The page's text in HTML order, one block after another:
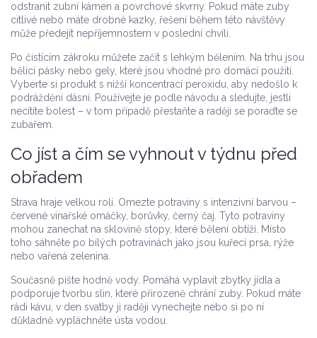
odstranit zubní kámen a povrchové skvrny. Pokud máte zuby
citlivé nebo máte drobné kazky, řešení během této návštěvy
může předejít nepříjemnostem v poslední chvíli.
Po čistícím zákroku můžete začít s lehkým bělením. Na trhu jsou
bělicí pásky nebo gely, které jsou vhodné pro domácí použití.
Vyberte si produkt s nižší koncentrací peroxidu, aby nedošlo k
podráždění dásní. Používejte je podle návodu a sledujte, jestli
necítíte bolest – v tom případě přestaňte a raději se poraďte se
zubařem.
Co jíst a čím se vyhnout v týdnu před
obřadem
Strava hraje velkou roli. Omezte potraviny s intenzivní barvou –
červené vinařské omáčky, borůvky, černý čaj. Tyto potraviny
mohou zanechat na sklovině stopy, které bělení obtíží. Místo
toho sáhněte po bílých potravinách jako jsou kuřecí prsa, rýže
nebo vařená zelenina.
Současně pište hodně vody. Pomáhá vyplavit zbytky jídla a
podporuje tvorbu slin, které přirozeně chrání zuby. Pokud máte
rádi kávu, v den svatby ji raději vynechejte nebo si po ní
důkladně vypláchněte ústa vodou.